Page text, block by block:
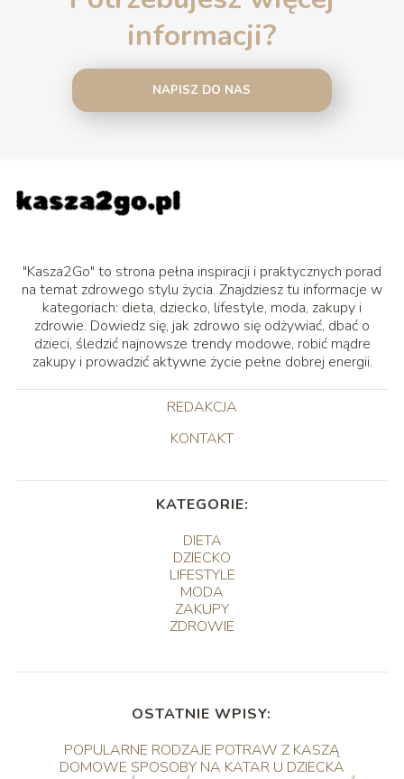
informacji?
NAPISZ DO NAS
"Kasza2Go" to strona pełna inspiracji i praktycznych porad
na temat zdrowego stylu życia. Znajdziesz tu informacje w
kategoriach: dieta, dziecko, lifestyle, moda, zakupy i
zdrowie. Dowiedz się, jak zdrowo się odżywiać, dbać o
dzieci, śledzić najnowsze trendy modowe, robić mądre
zakupy i prowadzić aktywne życie pełne dobrej energii.
REDAKCJA
KONTAKT
KATEGORIE:
DIETA
DZIECKO
LIFESTYLE
MODA
ZAKUPY
ZDROWIE
OSTATNIE WPISY:
POPULARNE RODZAJE POTRAW Z KASZĄ
DOMOWE SPOSOBY NA KATAR U DZIECKA